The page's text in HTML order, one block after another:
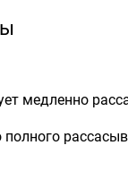
медленно
полного